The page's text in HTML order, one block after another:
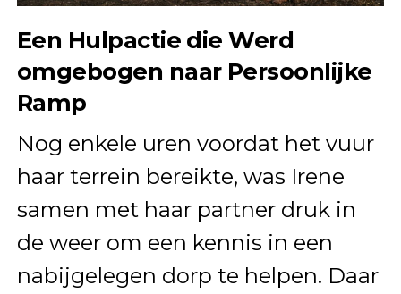
Een Hulpactie die Werd
omgebogen naar Persoonlijke
Ramp
Nog enkele uren voordat het vuur
haar terrein bereikte, was Irene
samen met haar partner druk in
de weer om een kennis in een
nabijgelegen dorp te helpen. Daar